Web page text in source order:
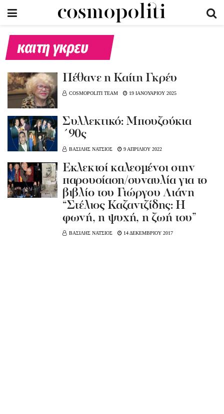
καιτη γκρευ
Πέθανε η Καίτη Γκρέυ
COSMOPOLITI TEAM 19 ΙΑΝΟΥΑΡΙΟΥ 2025
Συλλεκτικό: Μπουζούκια
΄90ς
ΒΑΣΙΛΗΣ ΝΑΤΣΙΟΣ 9 ΑΠΡΙΛΙΟΥ 2022
Εκλεκτοί καλεσμένοι στην
παρουσίαση/συναυλία για το
βιβλίο του Γιώργου Λιάνη
“Στέλιος Καζαντζίδης: Η
φωνή, η ψυχή, η ζωή του”
ΒΑΣΙΛΗΣ ΝΑΤΣΙΟΣ 14 ΔΕΚΕΜΒΡΙΟΥ 2017